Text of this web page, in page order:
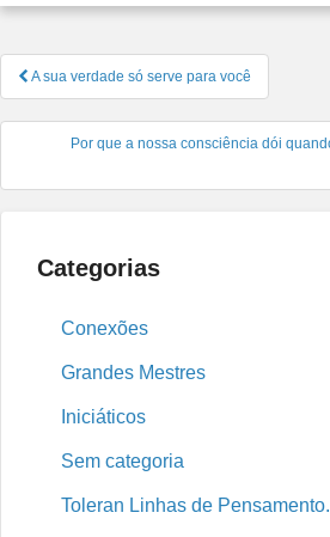
Navegação
de
Post
A sua verdade só serve para você
Por que a nossa consciência dói
Categorias
Conexões
Grandes Mestres
Iniciáticos
Sem categoria
Toleran Linhas de Pensamento.